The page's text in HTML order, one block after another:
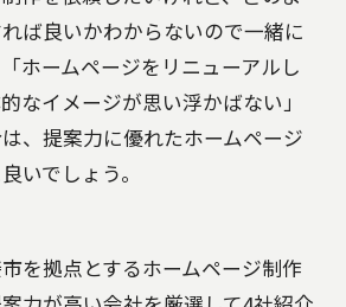
ば良いかわからないので一緒に
ホームページをリニューアルし
なイメージが思い浮かばない」
、提案力に優れたホームページ
いでしょう。
を拠点とするホームページ制作